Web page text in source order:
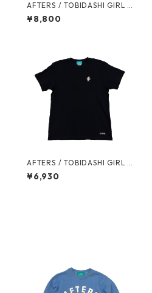
AFTERS / TOBIDASHI GIRL P
OLO
¥8,800
AFTERS / TOBIDASHI GIRL T
EE
¥6,930